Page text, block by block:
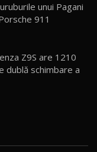
AutoBlog.MD
Drive
unui Pagani
911
Z9S are 1210
dublă schimbare a